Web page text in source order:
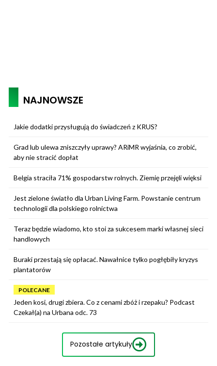
NAJNOWSZE
Jakie dodatki przysługują do świadczeń z KRUS?
Grad lub ulewa zniszczyły uprawy? ARiMR wyjaśnia, co zrobić,
aby nie stracić dopłat
Belgia straciła 71% gospodarstw rolnych. Ziemię przejęli więksi
Jest zielone światło dla Urban Living Farm. Powstanie centrum
technologii dla polskiego rolnictwa
Teraz będzie wiadomo, kto stoi za sukcesem marki własnej sieci
handlowych
Buraki przestają się opłacać. Nawałnice tylko pogłębiły kryzys
plantatorów
POLECANE
Jeden kosi, drugi zbiera. Co z cenami zbóż i rzepaku? Podcast
Czekał(a) na Urbana odc. 73
Pozostałe artykuły